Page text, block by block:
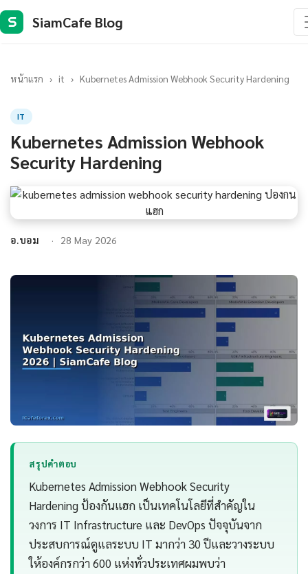
S SiamCafe Blog
หน้าแรก › it › Kubernetes Admission Webhook Security Hardening
IT
Kubernetes Admission Webhook
Security Hardening
อ.บอม 28 May 2026
สรุปคำตอบ
Kubernetes Admission Webhook Security
Hardening ป้องกันแฮก เป็นเทคโนโลยีที่สำคัญใน
วงการ IT Infrastructure และ DevOps ปัจจุบันจาก
ประสบการณ์ดูแลระบบ IT มากว่า 30 ปีและวางระบบ
ให้องค์กรกว่า 600 แห่งทั่วประเทศผมพบว่า